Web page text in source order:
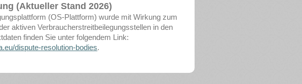
(Aktueller Stand 2026)
(OS-Plattform) wurde mit Wirkung zum
aktiven Verbraucherstreitbeilegungsstellen in den
finden Sie unter folgendem Link:
dispute-resolution-bodies.